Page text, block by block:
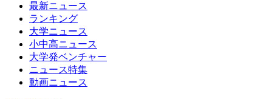
最新ニュース
ランキング
大学ニュース
小中高ニュース
大学発ベンチャー
ニュース特集
動画ニュース